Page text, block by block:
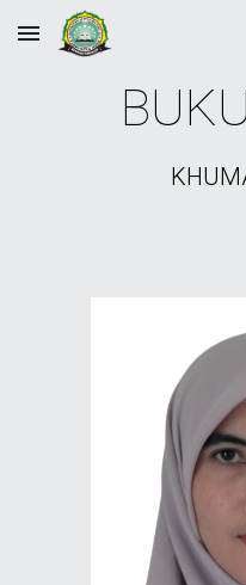
Skip to main content